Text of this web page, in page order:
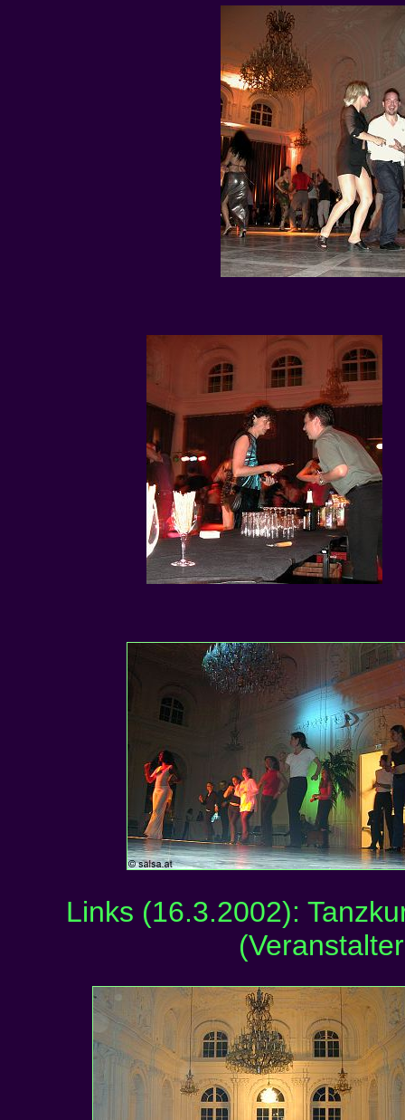
Links (16.3.2002):